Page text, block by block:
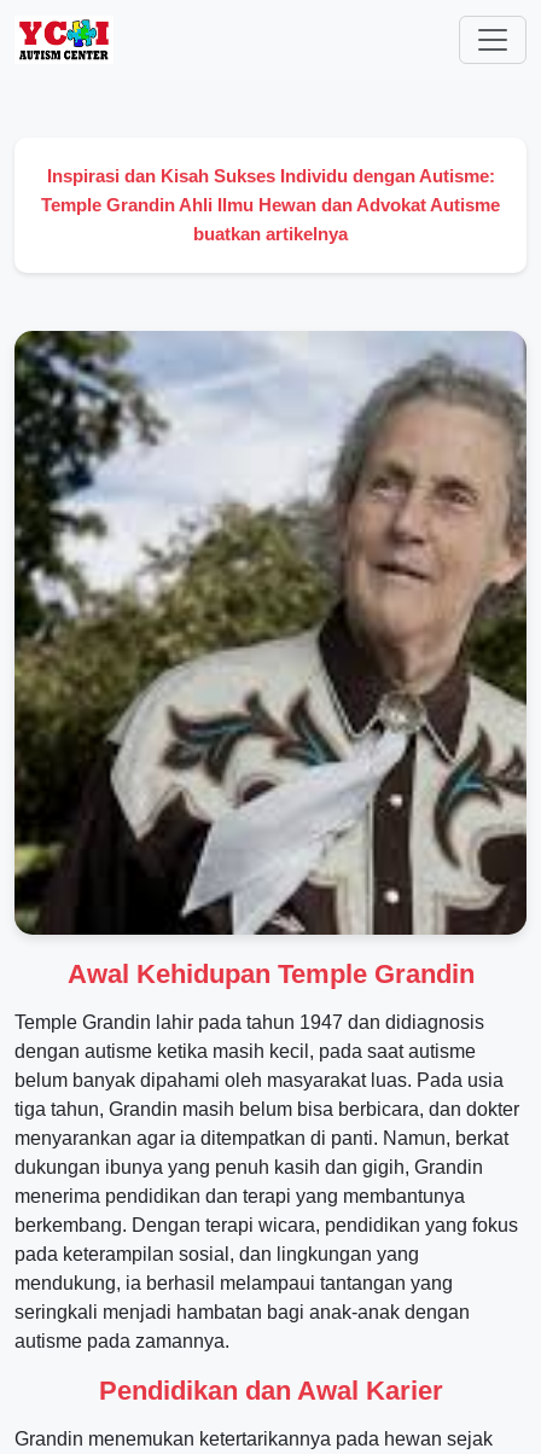
Inspirasi dan Kisah Sukses Individu dengan Autisme:
Temple Grandin Ahli Ilmu Hewan dan Advokat Autisme
buatkan artikelnya
Awal Kehidupan Temple Grandin
Temple Grandin lahir pada tahun 1947 dan didiagnosis
dengan autisme ketika masih kecil, pada saat autisme
belum banyak dipahami oleh masyarakat luas. Pada usia
tiga tahun, Grandin masih belum bisa berbicara, dan dokter
menyarankan agar ia ditempatkan di panti. Namun, berkat
dukungan ibunya yang penuh kasih dan gigih, Grandin
menerima pendidikan dan terapi yang membantunya
berkembang. Dengan terapi wicara, pendidikan yang fokus
pada keterampilan sosial, dan lingkungan yang
mendukung, ia berhasil melampaui tantangan yang
seringkali menjadi hambatan bagi anak-anak dengan
autisme pada zamannya.
Pendidikan dan Awal Karier
Grandin menemukan ketertarikannya pada hewan sejak